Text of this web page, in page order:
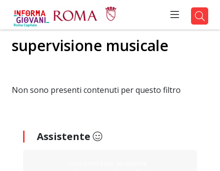
supervisione musicale
Non sono presenti contenuti per questo filtro
Assistente